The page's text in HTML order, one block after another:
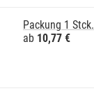
Packung 1 Stck.
ab 10,77 €